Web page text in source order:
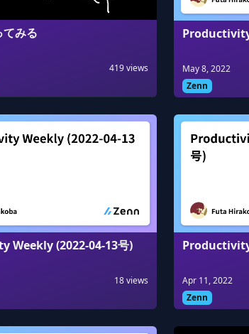
みる
419views
May 8, 2022
Zenn
Weekly (2022-04-13号)
18views
Apr 11, 2022
Zenn